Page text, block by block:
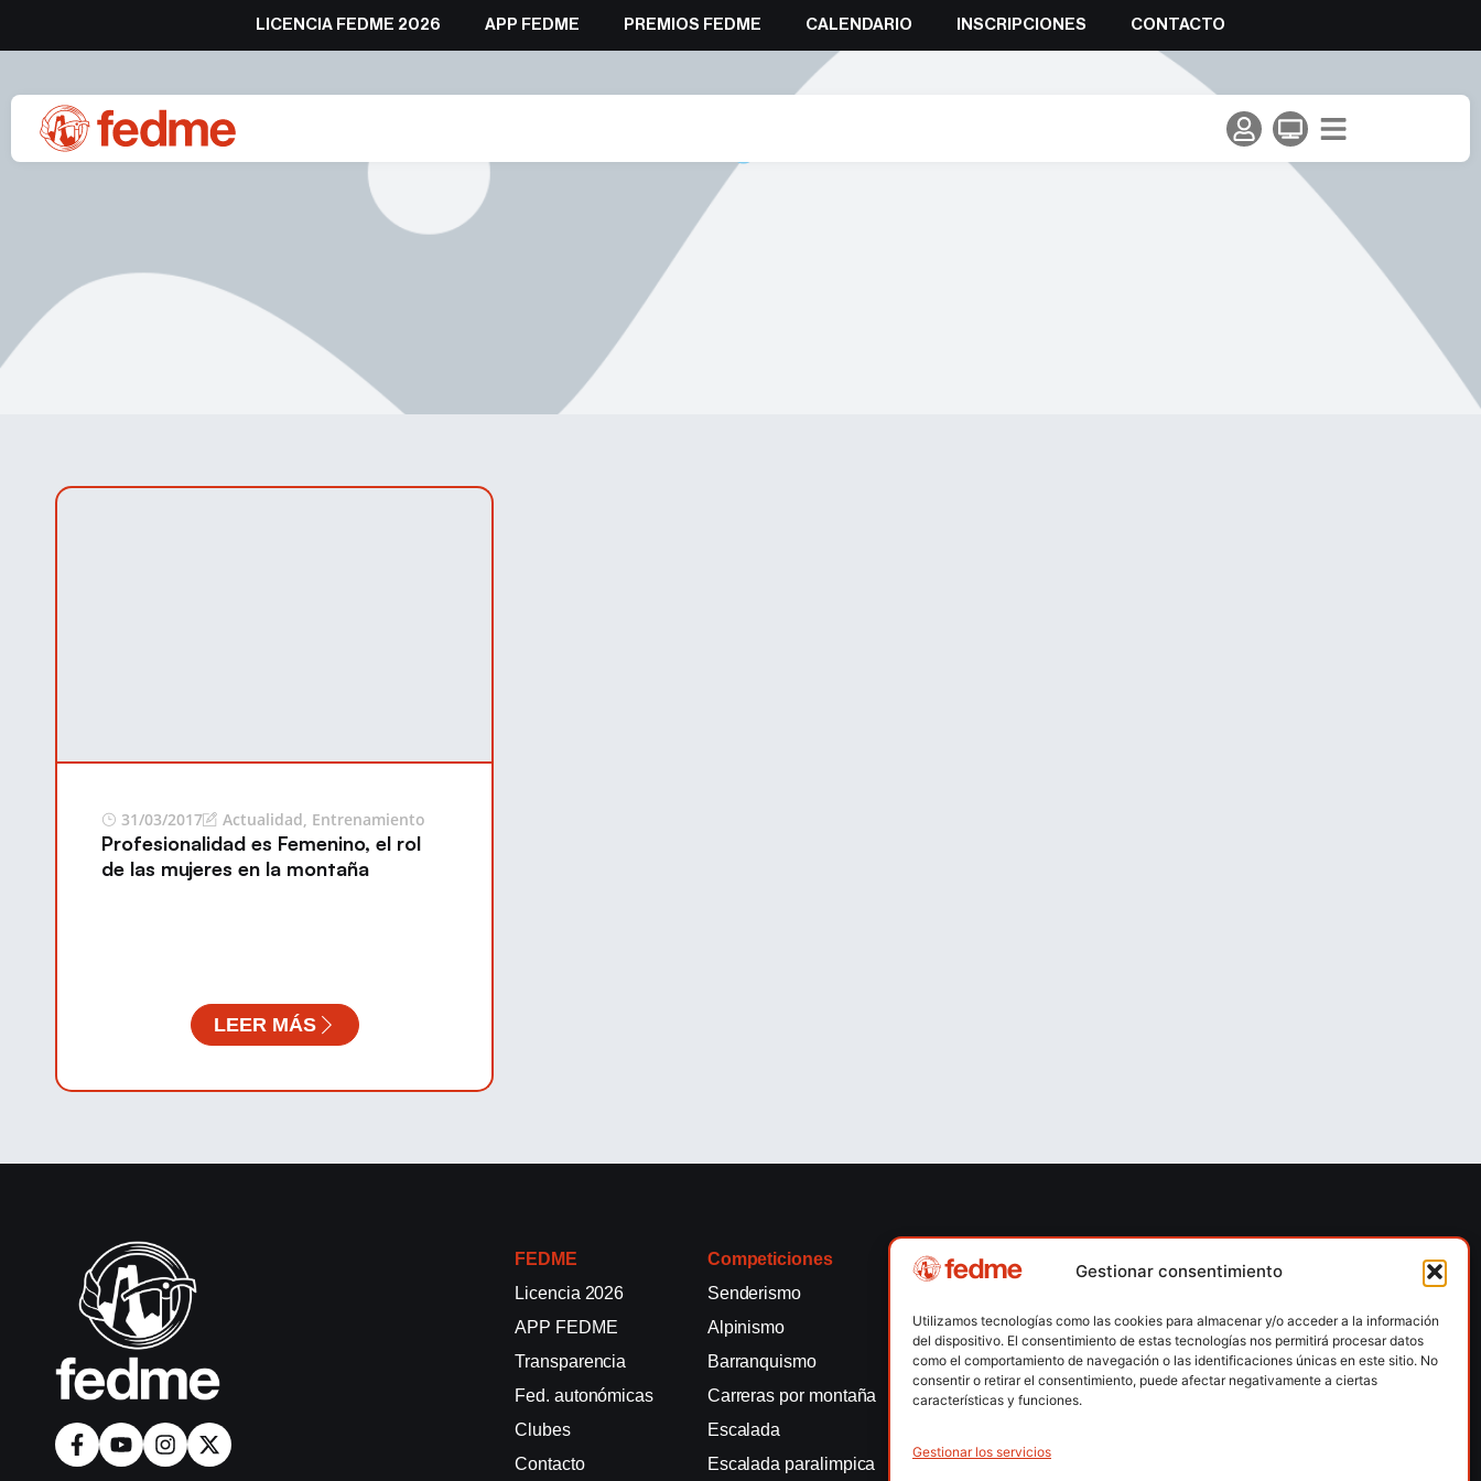
Gestionar consentimiento
Utilizamos tecnologías como las cookies para almacenar y/o acceder a la información
del dispositivo. El consentimiento de estas tecnologías nos permitirá procesar datos
como el comportamiento de navegación o las identificaciones únicas en este sitio. No
consentir o retirar el consentimiento, puede afectar negativamente a ciertas
características y funciones.
Gestionar los servicios
LICENCIA FEDME 2026 APP FEDME PREMIOS FEDME CALENDARIO INSCRIPCIONES CONTACTO
31/03/2017 Actualidad, Entrenamiento
Profesionalidad es Femenino, el rol
de las mujeres en la montaña
LEER MÁS
FEDME
Licencia 2026
APP FEDME
Transparencia
Fed. autonómicas
Clubes
Contacto
Competiciones
Senderismo
Alpinismo
Barranquismo
Carreras por montaña
Escalada
Escalada paralimpica
Competiciones
Escalada en hielo
Esquí de montaña
Marcha Nórdica
Snowrunning / Skysnow
Barcelona
fedme@fedme.es
934 264 267